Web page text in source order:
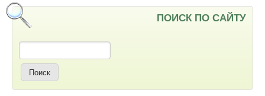
ПОИСК ПО САЙТУ
Поиск